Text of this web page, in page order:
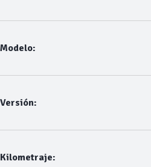
Modelo:
Versión:
Kilometraje: